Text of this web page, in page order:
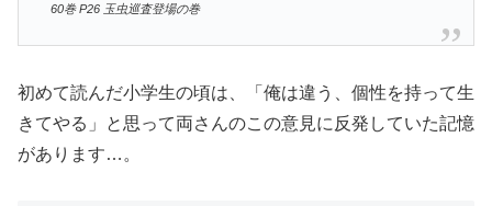
60巻 P26 玉虫巡査登場の巻
初めて読んだ小学生の頃は、「俺は違う、個性を持って生
きてやる」と思って両さんのこの意見に反発していた記憶
があります…。